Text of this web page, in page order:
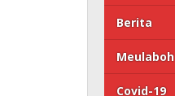
Berita
Meulaboh
Covid-19